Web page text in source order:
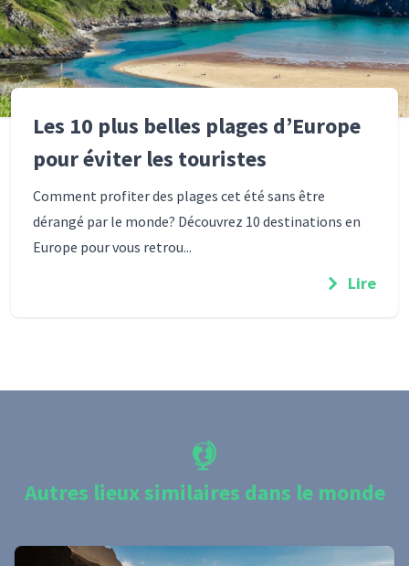
Les 10 plus belles plages d’Europe
pour éviter les touristes
Comment profiter des plages cet été sans être
dérangé par le monde? Découvrez 10 destinations en
Europe pour vous retrou...
Lire
Autres lieux similaires dans le monde